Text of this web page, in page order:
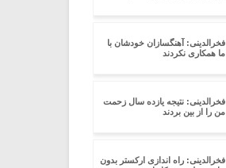
فخرالدینی: آهنگسازان خودشان با
ما همکاری نکردند
فخرالدینی: نتیجه یازده سال زحمت
من را از بین بردند
فخرالدینی: راه اندازی ارکستر بدون